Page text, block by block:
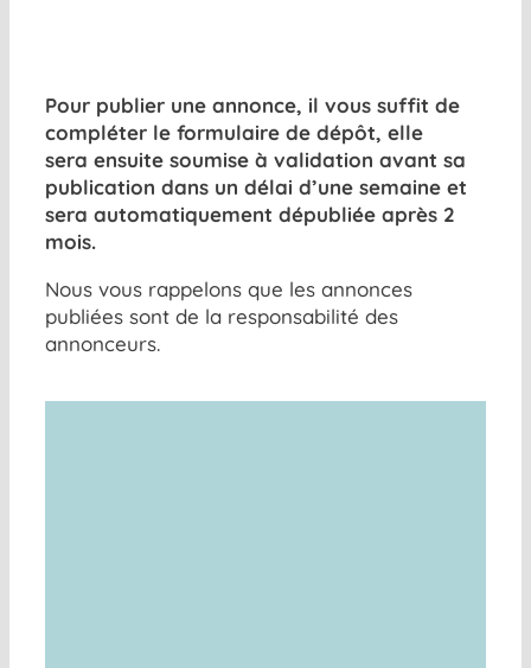
Pour publier une annonce, il vous suffit de
compléter le formulaire de dépôt, elle
sera ensuite soumise à validation avant sa
publication dans un délai d’une semaine et
sera automatiquement dépubliée après 2
mois.
Nous vous rappelons que les annonces
publiées sont de la responsabilité des
annonceurs.